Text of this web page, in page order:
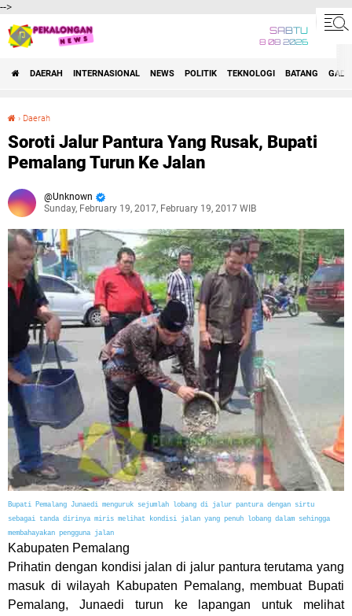
-->
SABTU
8 08 2026
DAERAH INTERNASIONAL NEWS POLITIK TEKNOLOGI BATANG
› Daerah
Soroti Jalur Pantura Yang Rusak, Bupati
Pemalang Turun Ke Jalan
Unknown
Sunday, February 19, 2017, February 19, 2017 WIB
Bupati Pemalang Junaedi menguruk sejumlah lobang di jalur pantura dengan sirtu
sebagai tanda dirinya miris melihat kondisi jalan yang penuh lobang dalam sehingga
membahayakan pengguna jalan
Kabupaten Pemalang
Prihatin dengan kondisi jalan di jalur pantura terutama yang
masuk di wilayah Kabupaten Pemalang, membuat Bupati
Pemalang, Junaedi turun ke lapangan untuk melihat